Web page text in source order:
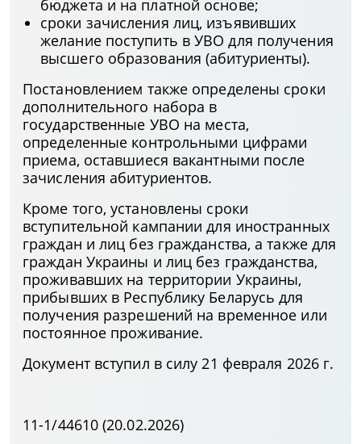
бюджета и на платной основе;
сроки зачисления лиц, изъявивших
желание поступить в УВО для получения
высшего образования (абитуриенты).
Постановлением также определены сроки
дополнительного набора в
государственные УВО на места,
определенные контрольными цифрами
приема, оставшиеся вакантными после
зачисления абитуриентов.
Кроме того, установлены сроки
вступительной кампании для иностранных
граждан и лиц без гражданства, а также для
граждан Украины и лиц без гражданства,
проживавших на территории Украины,
прибывших в Республику Беларусь для
получения разрешений на временное или
постоянное проживание.
Документ вступил в силу 21 февраля 2026 г.
11-1/44610 (20.02.2026)